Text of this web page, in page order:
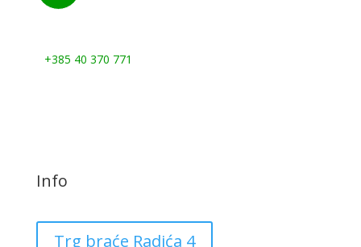
+385 40 370 771
Info
Trg braće Radića 4